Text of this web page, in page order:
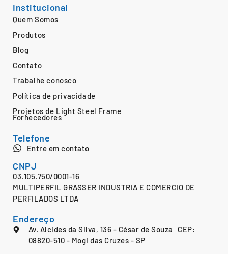
Institucional
Quem Somos
Produtos
Blog
Contato
Trabalhe conosco
Política de privacidade
Projetos de Light Steel Frame
Fornecedores
Telefone
Entre em contato
CNPJ
03.105.750/0001-16
MULTIPERFIL GRASSER INDUSTRIA E COMERCIO DE
PERFILADOS LTDA
Endereço
Av. Alcides da Silva, 136 - César de Souza CEP:
08820-510 - Mogi das Cruzes - SP